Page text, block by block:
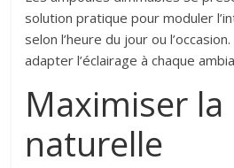
solution pratique pour moduler
selon l’heure du jour ou
adapter l’éclairage à chaque
Maximiser
naturelle